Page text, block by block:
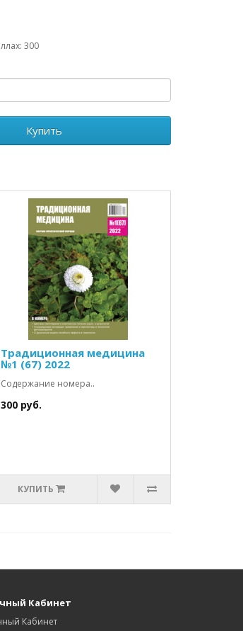
300
Купить
Традиционная медицина
№1 (67) 2022
Содержание номера..
300 руб.
КУПИТЬ
Кабинет
Кабинет